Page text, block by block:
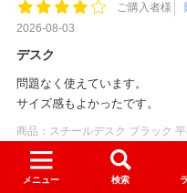
ご購入者様
2026-08-03
デスク
問題なく使えています。
サイズ感もよかったです。
商品： スチールデスク ブラック
720mm 配線穴 事務机 ビジネスデ
役に立った 0
メニュー 検索